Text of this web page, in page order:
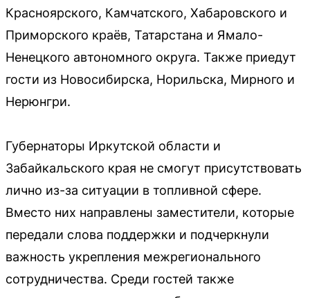
Красноярского, Камчатского, Хабаровского и
Приморского краёв, Татарстана и Ямало-
Ненецкого автономного округа. Также приедут
гости из Новосибирска, Норильска, Мирного и
Нерюнгри.
Губернаторы Иркутской области и
Забайкальского края не смогут присутствовать
лично из-за ситуации в топливной сфере.
Вместо них направлены заместители, которые
передали слова поддержки и подчеркнули
важность укрепления межрегионального
сотрудничества. Среди гостей также